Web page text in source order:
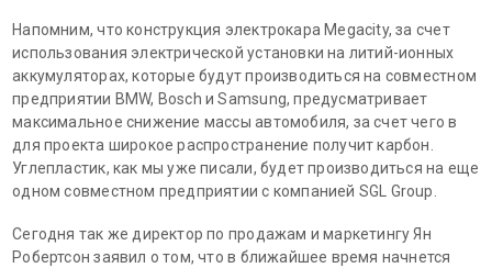
Напомним, что конструкция электрокара Megacity, за счет
использования электрической установки на литий-ионных
аккумуляторах, которые будут производиться на совместном
предприятии BMW, Bosch и Samsung, предусматривает
максимальное снижение массы автомобиля, за счет чего в
для проекта широкое распространение получит карбон.
Углепластик, как мы уже писали, будет производиться на еще
одном совместном предприятии с компанией SGL Group.
Сегодня так же директор по продажам и маркетингу Ян
Робертсон заявил о том, что в ближайшее время начнется